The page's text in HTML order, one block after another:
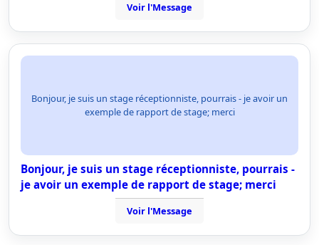
Voir l'Message
Bonjour, je suis un stage réceptionniste, pourrais - je avoir un
exemple de rapport de stage; merci
Bonjour, je suis un stage réceptionniste, pourrais -
je avoir un exemple de rapport de stage; merci
Voir l'Message